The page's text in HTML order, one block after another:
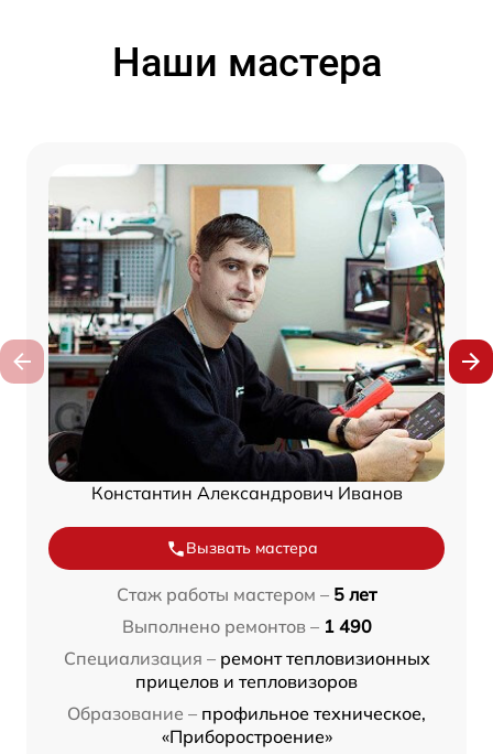
Наши мастера
Константин Александрович Иванов
Вызвать мастера
Стаж работы мастером – 5 лет
Выполнено ремонтов – 1 490
Специализация – ремонт тепловизионных
прицелов и тепловизоров
Образование – профильное техническое,
«Приборостроение»